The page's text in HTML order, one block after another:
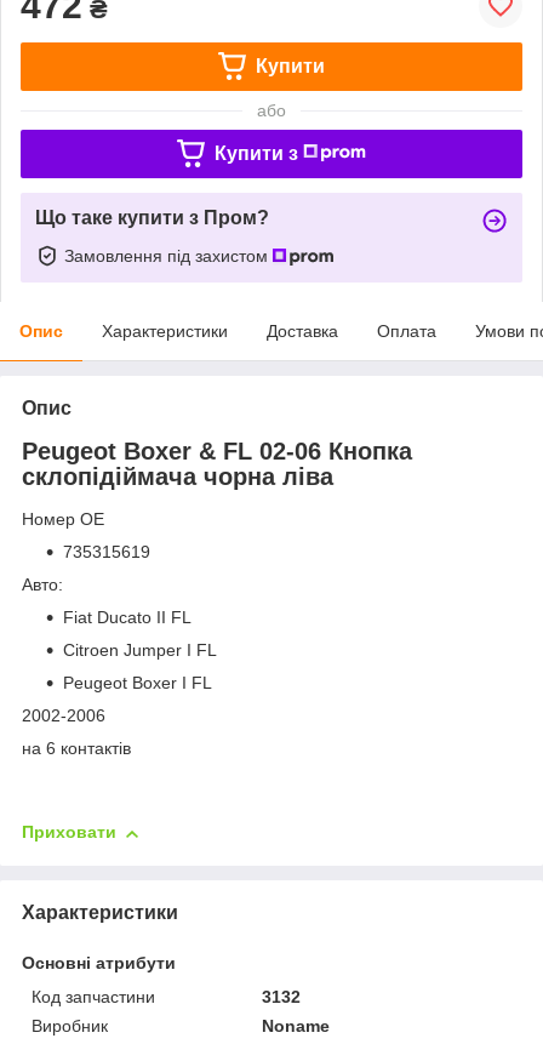
₴
Купити
або
Купити з
Що таке купити з Пром?
Замовлення під захистом
Опис Характеристики Доставка Оплата Умови
Опис
Peugeot Boxer & FL 02-06 Кнопка
склопідіймача чорна ліва
Номер OE
735315619
Авто:
Fiat Ducato II FL
Citroen Jumper I FL
Peugeot Boxer I FL
2002-2006
на 6 контактів
Приховати
Характеристики
Основні атрибути
Код запчастини
3132
Виробник
Noname